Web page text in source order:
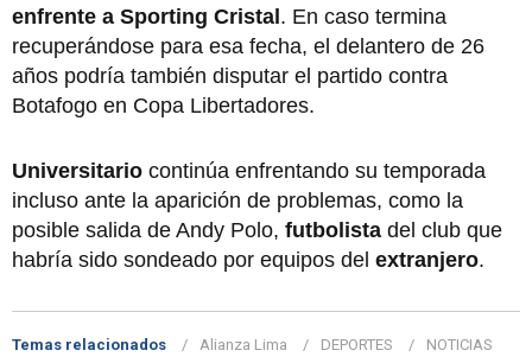
enfrente a Sporting Cristal. En caso termina
recuperándose para esa fecha, el delantero de 26
años podría también disputar el partido contra
Botafogo en Copa Libertadores.
Universitario continúa enfrentando su temporada
incluso ante la aparición de problemas, como la
posible salida de Andy Polo, futbolista del club que
habría sido sondeado por equipos del extranjero.
Temas relacionados Alianza Lima DEPORTES
NOTICIAS